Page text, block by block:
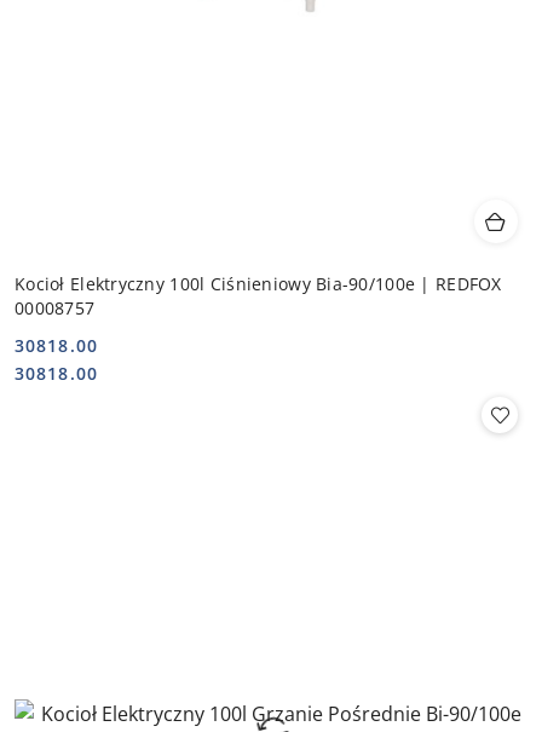
Kocioł Elektryczny 100l Ciśnieniowy Bia-90/100e | REDFOX
00008757
Cena:
30818.00
Cena:
30818.00